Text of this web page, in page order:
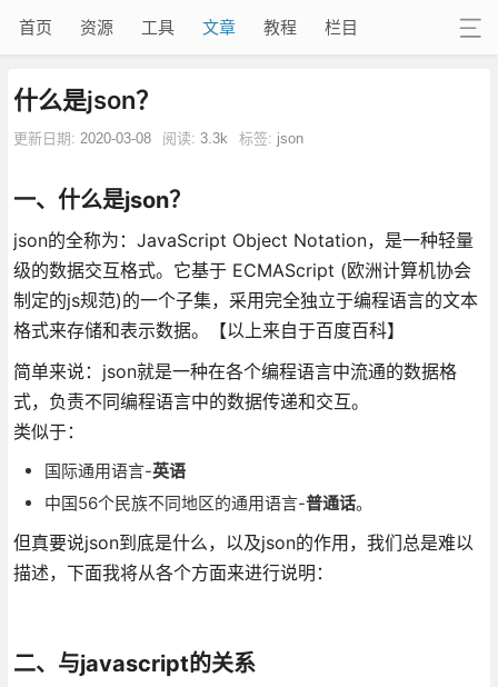
首页 资源 工具 文章 教程 栏目
什么是json？
更新日期: 2020-03-08 阅读: 3.3k 标签: json
一、什么是json？
json的全称为：JavaScript Object Notation，是一种轻量
级的数据交互格式。它基于 ECMAScript (欧洲计算机协会
制定的js规范)的一个子集，采用完全独立于编程语言的文本
格式来存储和表示数据。【以上来自于百度百科】
简单来说：json就是一种在各个编程语言中流通的数据格
式，负责不同编程语言中的数据传递和交互。
类似于：
国际通用语言-英语
中国56个民族不同地区的通用语言-普通话。
但真要说json到底是什么，以及json的作用，我们总是难以
描述，下面我将从各个方面来进行说明：
二、与javascript的关系